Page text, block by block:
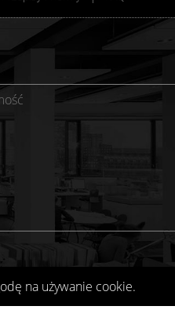
na używanie cookie.